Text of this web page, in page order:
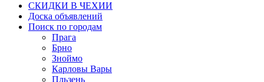
СКИДКИ В ЧЕХИИ
Доска объявлений
Поиск по городам
Прага
Брно
Зноймо
Карловы Вары
Пльзень